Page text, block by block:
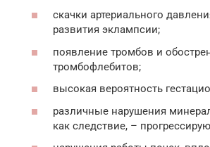
скачки артериального
развития эклампсии;
появление тромбов и
тромбофлебитов;
высокая вероятность
различные нарушения
как следствие, –